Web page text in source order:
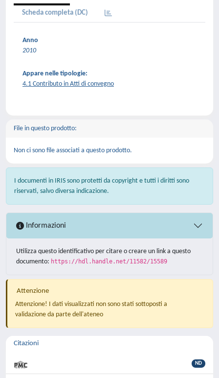
Scheda completa (DC)
Anno
2010
Appare nelle tipologie:
4.1 Contributo in Atti di convegno
File in questo prodotto:
Non ci sono file associati a questo prodotto.
I documenti in IRIS sono protetti da copyright e tutti i diritti sono
riservati, salvo diversa indicazione.
Informazioni
Utilizza questo identificativo per citare o creare un link a questo
documento: https://hdl.handle.net/11582/15589
Attenzione
Attenzione! I dati visualizzati non sono stati sottoposti a
validazione da parte dell'ateneo
Citazioni
ND